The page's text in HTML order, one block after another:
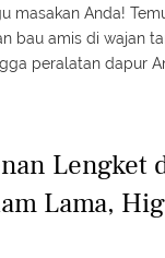
masakan Anda!
bau amis di wajan
peralatan dapur
Lengket
Lama,